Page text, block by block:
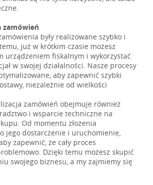
zamówień
były realizowane szybko i
już w krótkim czasie możesz
urządzeniem fiskalnym i wykorzystać
w swojej działalności. Nasze procesy
aby zapewnić szybki
niezależnie od wielkości
zamówień obejmuje również
i wsparcie techniczne na
Od momentu złożenia
jego dostarczenie i uruchomienie,
zapewnić, że cały proces
Dzięki temu możesz skupić
swojego biznesu, a my zajmiemy się